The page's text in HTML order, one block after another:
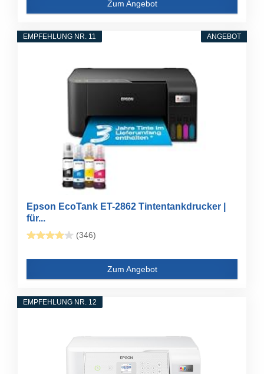
Zum Angebot
ANGEBOT
EMPFEHLUNG NR. 11
Epson EcoTank ET-2862 Tintentankdrucker |
für...
(346)
Zum Angebot
EMPFEHLUNG NR. 12